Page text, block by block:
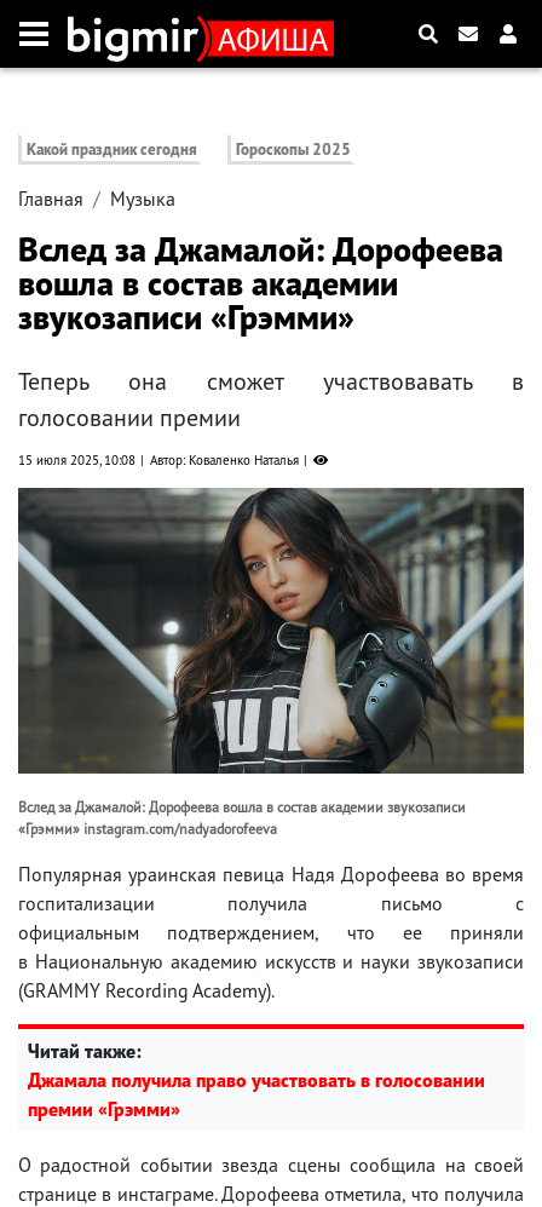
Какой праздник сегодня Гороскопы 2025
Главная Музыка
Вслед за Джамалой: Дорофеева
вошла в состав академии
звукозаписи «Грэмми»
Теперь она сможет участвовавать в
голосовании премии
15 июля 2025, 10:08 Автор: Коваленко Наталья
Вслед за Джамалой: Дорофеева вошла в состав академии звукозаписи
«Грэмми» instagram.com/nadyadorofeeva
Популярная ураинская певица Надя Дорофеева во время
госпитализации получила письмо с
официальным подтверждением, что ее приняли
в Национальную академию искусств и науки звукозаписи
(GRAMMY Recording Academy).
Читай также:
Джамала получила право участвовать в голосовании
премии «Грэмми»
О радостной событии звезда сцены сообщила на своей
странице в инстаграме. Дорофеева отметила, что получила